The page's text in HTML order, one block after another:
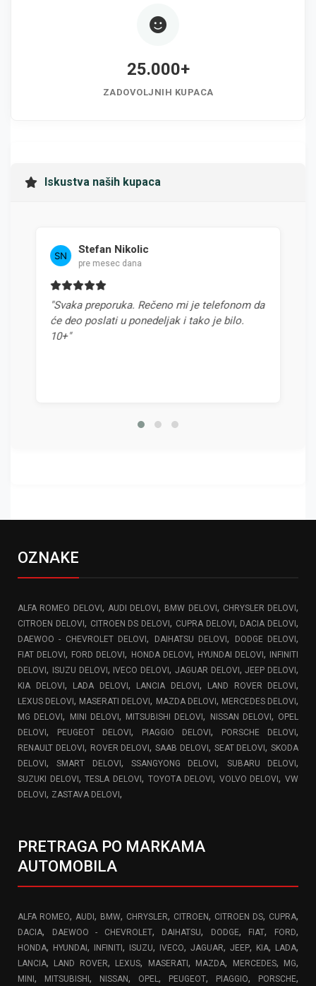
25.000+
ZADOVOLJNIH KUPACA
Iskustva naših kupaca
Stefan Nikolic
pre mesec dana
preporuka. Rečeno mi je telefonom da
deo poslati u ponedeljak i tako je bilo.
"Najbolja
OZNAKE
ALFA ROMEO DELOVI , AUDI DELOVI , BMW DELOVI , CHRYSLER DELOVI ,
CITROEN DELOVI , CITROEN DS DELOVI , CUPRA DELOVI , DACIA DELOVI ,
DAEWOO - CHEVROLET DELOVI, DAIHATSU DELOVI, DODGE DELOVI,
FIAT DELOVI, FORD DELOVI, HONDA DELOVI , HYUNDAI DELOVI ,
INFINITI
DELOVI , ISUZU DELOVI , IVECO DELOVI , JAGUAR DELOVI ,JEEP DELOVI ,
KIA DELOVI , LADA DELOVI , LANCIA DELOVI , LAND ROVER DELOVI ,
LEXUS DELOVI, MASERATI DELOVI, MAZDA DELOVI , MERCEDES DELOVI,
MG DELOVI, MINI DELOVI , MITSUBISHI DELOVI, NISSAN DELOVI , OPEL
DELOVI , PEUGEOT DELOVI , PIAGGIO DELOVI , PORSCHE DELOVI ,
RENAULT DELOVI , ROVER DELOVI, SAAB DELOVI , SEAT DELOVI, SKODA
DELOVI ,SMART DELOVI ,SSANGYONG DELOVI, SUBARU DELOVI,
SUZUKI DELOVI ,TESLA DELOVI , TOYOTA DELOVI, VOLVO DELOVI, VW
DELOVI , ZASTAVA DELOVI ,
PRETRAGA PO MARKAMA
AUTOMOBILA
ALFA ROMEO, AUDI , BMW, CHRYSLER, CITROEN, CITROEN DS, CUPRA,
DACIA, DAEWOO - CHEVROLET, DAIHATSU, DODGE, FIAT, FORD,
HONDA, HYUNDAI , INFINITI , ISUZU, IVECO, JAGUAR, JEEP, KIA, LADA,
LANCIA, LAND ROVER, LEXUS, MASERATI , MAZDA, MERCEDES, MG,
MINI , MITSUBISHI , NISSAN, OPEL, PEUGEOT, PIAGGIO, PORSCHE,